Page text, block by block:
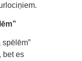
spēlēm”
bet es